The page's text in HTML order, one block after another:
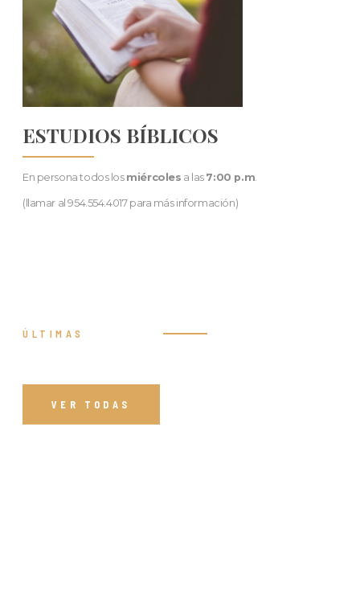
ESTUDIOS BÍBLICOS
En persona todos los miércoles a las 7:00 p.m.
(llamar al 954.554.4017 para más información)
ÚLTIMAS
VER TODAS